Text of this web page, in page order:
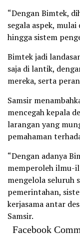
“Dengan Bimtek,
segala aspek,
hingga sistem
Bimtek jadi
saja di lantik,
mereka, serta
Samsir
mencegah kepala
larangan yang
pemahaman
“Dengan adanya
memperoleh ilmu-
mengelola seluruh
pemerintahan,
kerjasama antar
Samsir.
Facebook